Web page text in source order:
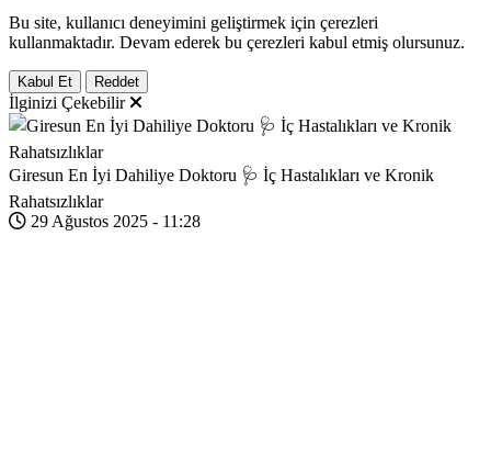
Bu site, kullanıcı deneyimini geliştirmek için çerezleri
kullanmaktadır. Devam ederek bu çerezleri kabul etmiş olursunuz.
Kabul Et Reddet
İlginizi Çekebilir
Giresun En İyi Dahiliye Doktoru 🩺 İç Hastalıkları ve Kronik
Rahatsızlıklar
29 Ağustos 2025 - 11:28